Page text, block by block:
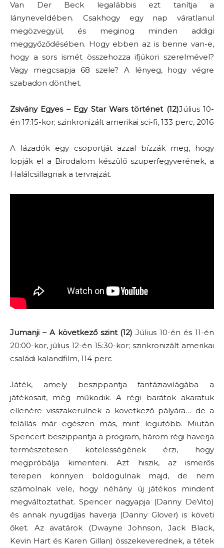
Van Der Beck legalábbis ezt tanítja a
lányneveldében. Csakhogy egy nap váratlanul
megözvegyül, és meginog minden addigi
meggyőződésében. Hogy ebben az is benne van-e,
hogy a sors ismét összehozza ifjúkori szerelmével?
Vagy megcsapja 68 szele? A lényeg, hogy végre
szabadon dönthet.
Zsivány Egyes – Egy Star Wars történet (12)Július 10-
én 17:15-kor; szinkronizált amerikai sci-fi, 133 perc, 2016
A lázadók egy csoportját azzal bízzák meg, hogy
lopják el a Birodalom készülő szuperfegyverének, a
Halálcsillagnak a tervrajzát.
Jumanji – A következő szint (12)Július 10-én és 11-én
20:00-kor, július 12-én 15:30-kor; szinkronizált amerikai
családi kalandfilm, 114 perc
Játék, amely beszippantja fantáziavilágába a
játékosait, még működik. A régi barátok akaratuk
ellenére visszakerülnek a következő pályára… de a
felállás már egészen más, mint legutóbb. Miután
Spencert beszippantja a program, három régi haverja
természetesen kötelességének érzi, hogy
megpróbálja kimenteni. Azt hiszik, az ismerős
terepen könnyen boldogulnak majd, de nem
számolnak vele, hogy néhány új játékos mindent
megváltoztathat. Spencer nagyapja (Danny DeVito)
és annak nyugdíjas haverja (Danny Glover) is követi
őket. Az avatárok (Dwayne Johnson, Jack Black,
Kevin Hart és Karen Gillan) összekeverednek, a tétek